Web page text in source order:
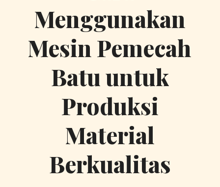
Menggunakan
Mesin Pemecah
Batu untuk
Produksi
Material
Berkualitas